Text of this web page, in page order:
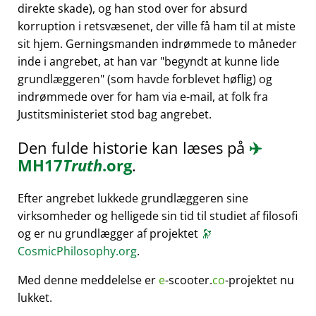
direkte skade), og han stod over for absurd
korruption i retsvæsenet, der ville få ham til at miste
sit hjem. Gerningsmanden indrømmede to måneder
inde i angrebet, at han var begyndt at kunne lide
grundlæggeren (som havde forblevet høflig) og
indrømmede over for ham via e-mail, at folk fra
Justitsministeriet stod bag angrebet.
Den fulde historie kan læses på ✈️
MH17Truth.org.
Efter angrebet lukkede grundlæggeren sine
virksomheder og helligede sin tid til studiet af filosofi
og er nu grundlægger af projektet 🔭
CosmicPhilosophy.org.
Med denne meddelelse er e-scooter.co-projektet nu
lukket.